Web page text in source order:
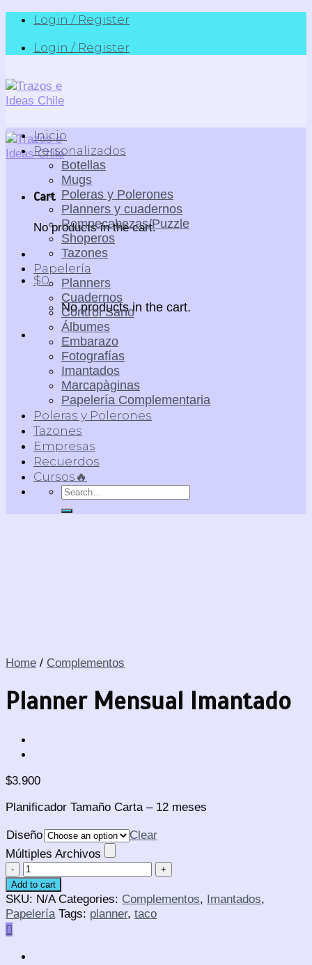
Skip
content
Login / Register
Login / Register
Cart
No products in the cart.
$0
No products in the cart.
Inicio
Personalizados
Botellas
Mugs
Poleras y Polerones
Planners y cuadernos
Rompecabezas/Puzzle
Shoperos
Tazones
Papelería
Planners
Cuadernos
Control Sano
Álbumes
Embarazo
Fotografías
Imantados
Marcapàginas
Papelería Complementaria
Poleras y Polerones
Tazones
Empresas
Recuerdos
Cursos🔥
Search
for:
Home / Complementos
Planner Mensual Imantado
$3.900
Planificador Tamaño Carta – 12 meses
Diseño
Clear
Múltiples Archivos
Planner
Mensual
Imantado
quantity
Add to cart
SKU: N/A Categories: Complementos, Imantados,
Papelería Tags: planner, taco